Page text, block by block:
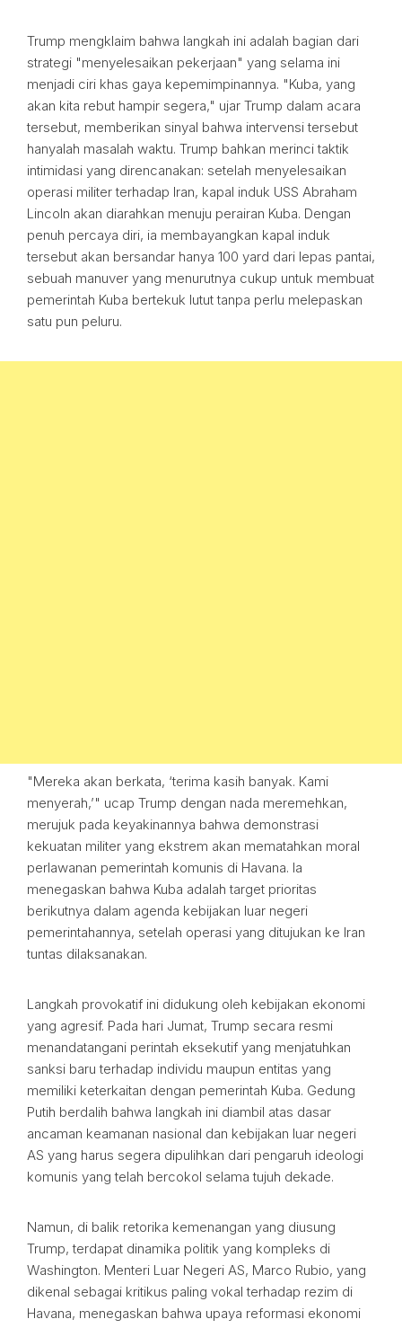
Trump mengklaim bahwa langkah ini adalah bagian dari
strategi "menyelesaikan pekerjaan" yang selama ini
menjadi ciri khas gaya kepemimpinannya. "Kuba, yang
akan kita rebut hampir segera," ujar Trump dalam acara
tersebut, memberikan sinyal bahwa intervensi tersebut
hanyalah masalah waktu. Trump bahkan merinci taktik
intimidasi yang direncanakan: setelah menyelesaikan
operasi militer terhadap Iran, kapal induk USS Abraham
Lincoln akan diarahkan menuju perairan Kuba. Dengan
penuh percaya diri, ia membayangkan kapal induk
tersebut akan bersandar hanya 100 yard dari lepas pantai,
sebuah manuver yang menurutnya cukup untuk membuat
pemerintah Kuba bertekuk lutut tanpa perlu melepaskan
satu pun peluru.
"Mereka akan berkata, ‘terima kasih banyak. Kami
menyerah,’" ucap Trump dengan nada meremehkan,
merujuk pada keyakinannya bahwa demonstrasi
kekuatan militer yang ekstrem akan mematahkan moral
perlawanan pemerintah komunis di Havana. Ia
menegaskan bahwa Kuba adalah target prioritas
berikutnya dalam agenda kebijakan luar negeri
pemerintahannya, setelah operasi yang ditujukan ke Iran
tuntas dilaksanakan.
Langkah provokatif ini didukung oleh kebijakan ekonomi
yang agresif. Pada hari Jumat, Trump secara resmi
menandatangani perintah eksekutif yang menjatuhkan
sanksi baru terhadap individu maupun entitas yang
memiliki keterkaitan dengan pemerintah Kuba. Gedung
Putih berdalih bahwa langkah ini diambil atas dasar
ancaman keamanan nasional dan kebijakan luar negeri
AS yang harus segera dipulihkan dari pengaruh ideologi
komunis yang telah bercokol selama tujuh dekade.
Namun, di balik retorika kemenangan yang diusung
Trump, terdapat dinamika politik yang kompleks di
Washington. Menteri Luar Negeri AS, Marco Rubio, yang
dikenal sebagai kritikus paling vokal terhadap rezim di
Havana, menegaskan bahwa upaya reformasi ekonomi